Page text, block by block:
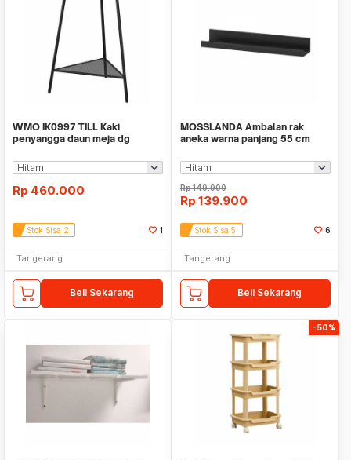
WMO IK0997 TILL Kaki
penyangga daun meja dg
Rp 460.000
Stok Sisa 2 1
Tangerang
Beli Sekarang
MOSSLANDA Ambalan rak
aneka warna panjang 55 cm
Rp149.900
Rp 139.900
Stok Sisa 5 6
Tangerang
Beli Sekarang
-50%